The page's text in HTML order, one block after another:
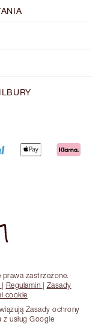
zastrzeżone.
| Regulamin | Zasady
cookie
Zasady ochrony
usług Google